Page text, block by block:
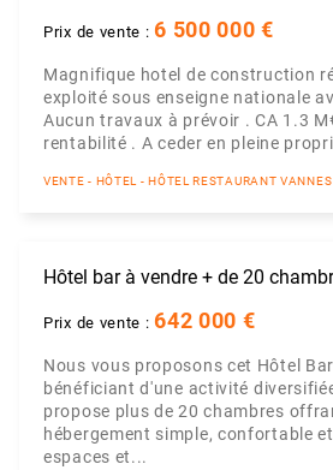
Prix de vente :6 500 000 €
Magnifique hotel de construction
exploité sous enseigne nationale
Aucun travaux à prévoir . CA 1.3
rentabilité . A ceder en pleine
VENTE - HÔTEL - HÔTEL RESTAURANT VANNES
Hôtel bar à vendre + de 20
Prix de vente :642 000 €
Nous vous proposons cet Hôtel
bénéficiant d'une activité
propose plus de 20 chambres
hébergement simple, confortable
espaces et...